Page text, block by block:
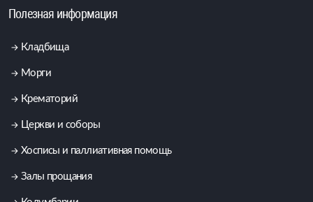
Полезная информация
Кладбища
Морги
Крематорий
Церкви и соборы
Хосписы и паллиативная помощь
Залы прощания